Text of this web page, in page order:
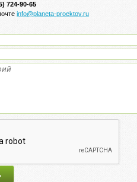
724-90-65
info@planeta-proektov.ru